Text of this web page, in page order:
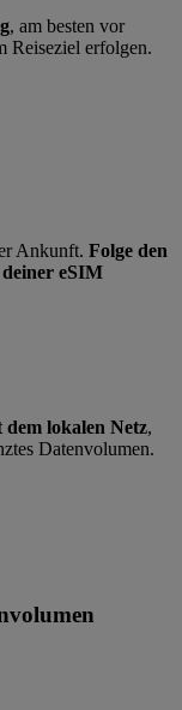
, am besten vor
Reiseziel erfolgen.
Ankunft. Folge den
eSIM
lokalen Netz,
Datenvolumen.